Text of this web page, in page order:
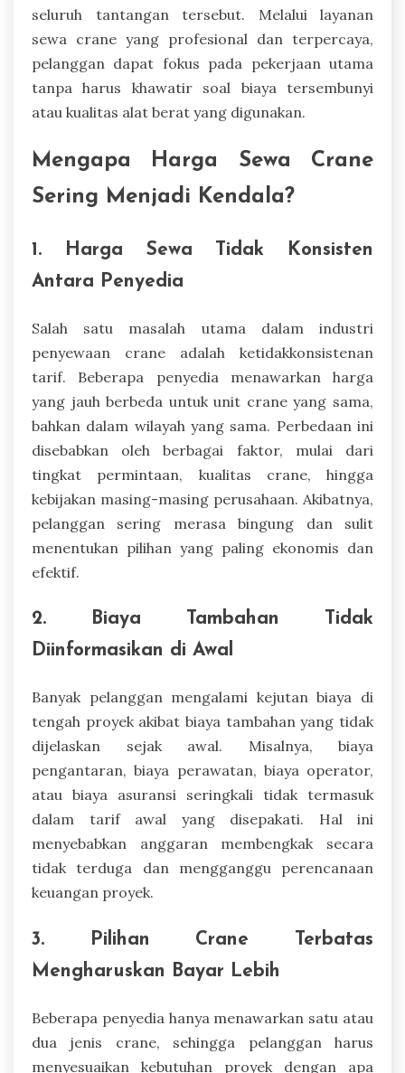
seluruh tantangan tersebut. Melalui layanan
sewa crane yang profesional dan terpercaya,
pelanggan dapat fokus pada pekerjaan utama
tanpa harus khawatir soal biaya tersembunyi
atau kualitas alat berat yang digunakan.
Mengapa Harga Sewa Crane
Sering Menjadi Kendala?
1. Harga Sewa Tidak Konsisten
Antara Penyedia
Salah satu masalah utama dalam industri
penyewaan crane adalah ketidakkonsistenan
tarif. Beberapa penyedia menawarkan harga
yang jauh berbeda untuk unit crane yang sama,
bahkan dalam wilayah yang sama. Perbedaan ini
disebabkan oleh berbagai faktor, mulai dari
tingkat permintaan, kualitas crane, hingga
kebijakan masing-masing perusahaan. Akibatnya,
pelanggan sering merasa bingung dan sulit
menentukan pilihan yang paling ekonomis dan
efektif.
2. Biaya Tambahan Tidak
Diinformasikan di Awal
Banyak pelanggan mengalami kejutan biaya di
tengah proyek akibat biaya tambahan yang tidak
dijelaskan sejak awal. Misalnya, biaya
pengantaran, biaya perawatan, biaya operator,
atau biaya asuransi seringkali tidak termasuk
dalam tarif awal yang disepakati. Hal ini
menyebabkan anggaran membengkak secara
tidak terduga dan mengganggu perencanaan
keuangan proyek.
3. Pilihan Crane Terbatas
Mengharuskan Bayar Lebih
Beberapa penyedia hanya menawarkan satu atau
dua jenis crane, sehingga pelanggan harus
menyesuaikan kebutuhan proyek dengan apa